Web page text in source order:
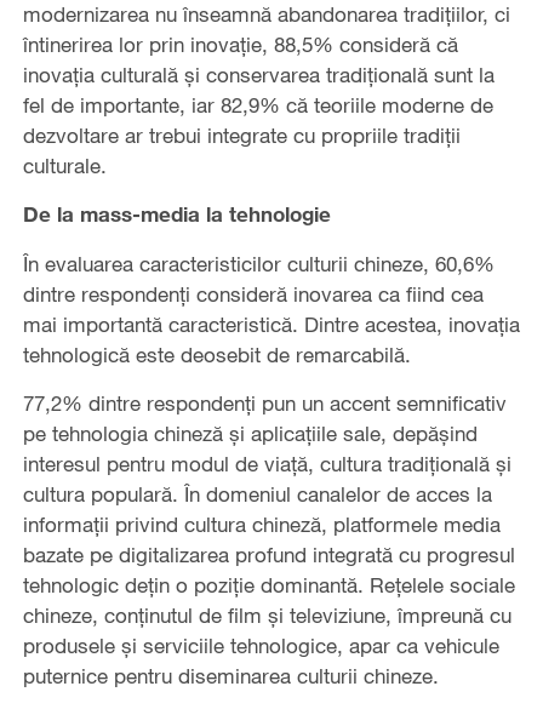
modernizarea nu înseamnă abandonarea tradițiilor, ci
întinerirea lor prin inovație, 88,5% consideră că
inovația culturală și conservarea tradițională sunt la
fel de importante, iar 82,9% că teoriile moderne de
dezvoltare ar trebui integrate cu propriile tradiții
culturale.
De la mass-media la tehnologie
În evaluarea caracteristicilor culturii chineze, 60,6%
dintre respondenți consideră inovarea ca fiind cea
mai importantă caracteristică. Dintre acestea, inovația
tehnologică este deosebit de remarcabilă.
77,2% dintre respondenți pun un accent semnificativ
pe tehnologia chineză și aplicațiile sale, depășind
interesul pentru modul de viață, cultura tradițională și
cultura populară. În domeniul canalelor de acces la
informații privind cultura chineză, platformele media
bazate pe digitalizarea profund integrată cu progresul
tehnologic dețin o poziție dominantă. Rețelele sociale
chineze, conținutul de film și televiziune, împreună cu
produsele și serviciile tehnologice, apar ca vehicule
puternice pentru diseminarea culturii chineze.